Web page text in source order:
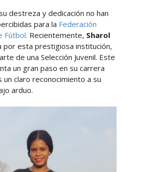
destreza y dedicación no han
para la Federación
Fútbol. Recientemente, Sharol
por esta prestigiosa institución,
de una Selección Juvenil. Este
un gran paso en su carrera
claro reconocimiento a su
arduo.